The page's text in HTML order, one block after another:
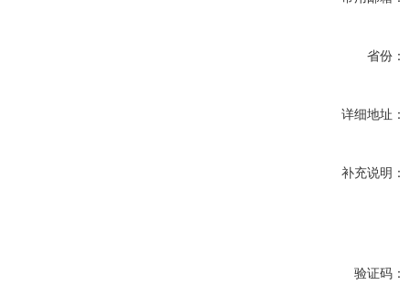
省份：
详细地址：
补充说明：
验证码：